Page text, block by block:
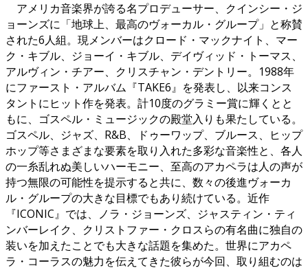
アメリカ音楽界が誇る名プロデューサー、クインシー・ジ
ョーンズに「地球上、最高のヴォーカル・グループ」と称賛
された6人組。現メンバーはクロード・マックナイト、マー
ク・キブル、ジョーイ・キブル、デイヴィッド・トーマス、
アルヴィン・チアー、クリスチャン・デントリー。1988年
にファースト・アルバム『TAKE6』を発表し、以来コンス
タントにヒット作を発表。計10度のグラミー賞に輝くとと
もに、ゴスペル・ミュージックの殿堂入りも果たしている。
ゴスペル、ジャズ、R&B、ドゥーワップ、ブルース、ヒップ
ホップ等さまざまな要素を取り入れた多彩な音楽性と、各人
の一糸乱れぬ美しいハーモニー、至高のアカペラは人の声が
持つ無限の可能性を提示すると共に、数々の後進ヴォーカ
ル・グループの大きな目標でもあり続けている。近作
『ICONIC』では、ノラ・ジョーンズ、ジャスティン・ティ
ンバーレイク、クリストファー・クロスらの有名曲に独自の
装いを加えたことでも大きな話題を集めた。世界にアカペ
ラ・コーラスの魅力を伝えてきた彼らが今回、取り組むのは